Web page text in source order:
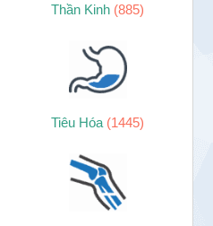
Thần Kinh (885)
Tiêu Hóa (1445)